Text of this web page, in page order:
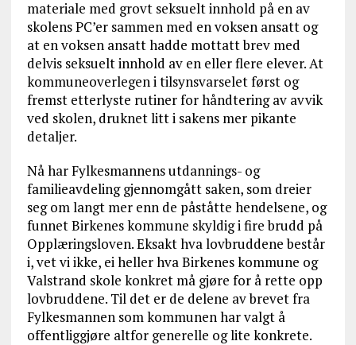
materiale med grovt seksuelt innhold på en av
skolens PC’er sammen med en voksen ansatt og
at en voksen ansatt hadde mottatt brev med
delvis seksuelt innhold av en eller flere elever. At
kommuneoverlegen i tilsynsvarselet først og
fremst etterlyste rutiner for håndtering av avvik
ved skolen, druknet litt i sakens mer pikante
detaljer.
Nå har Fylkesmannens utdannings- og
familieavdeling gjennomgått saken, som dreier
seg om langt mer enn de påståtte hendelsene, og
funnet Birkenes kommune skyldig i fire brudd på
Opplæringsloven. Eksakt hva lovbruddene består
i, vet vi ikke, ei heller hva Birkenes kommune og
Valstrand skole konkret må gjøre for å rette opp
lovbruddene. Til det er de delene av brevet fra
Fylkesmannen som kommunen har valgt å
offentliggjøre altfor generelle og lite konkrete.